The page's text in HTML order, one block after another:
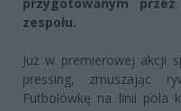
zespołu.
Już w premierowej akcji
pressing, zmuszając
Futbolówkę na linii pola